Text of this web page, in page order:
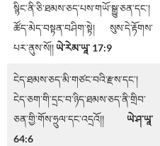
སྙིང་ནི་ཅི་ཐམས་ཅད་པས་གཡོ་སྒྱུ་ཅན་དང་།
ཚོད་མེད་བསྟན་བཤིག་སྟེ། སུས་དེ་རྟོགས་
པར་ནུས་སོ།།ཡེ་རེམ་ཡཱ་ 17:9
ངེད་ཐམས་ཅད་མི་གཙང་བའི་རྫས་དང་།
ངེད་ཅག་གི་དྲང་བ་ཉིད་ཐམས་ཅད་ནི་གྲིབ་
ཅན་གྱི་གོས་ཧྲུལ་དང་འདྲའོ།། ཡེ་ཤ་ཡཱ་
64:6